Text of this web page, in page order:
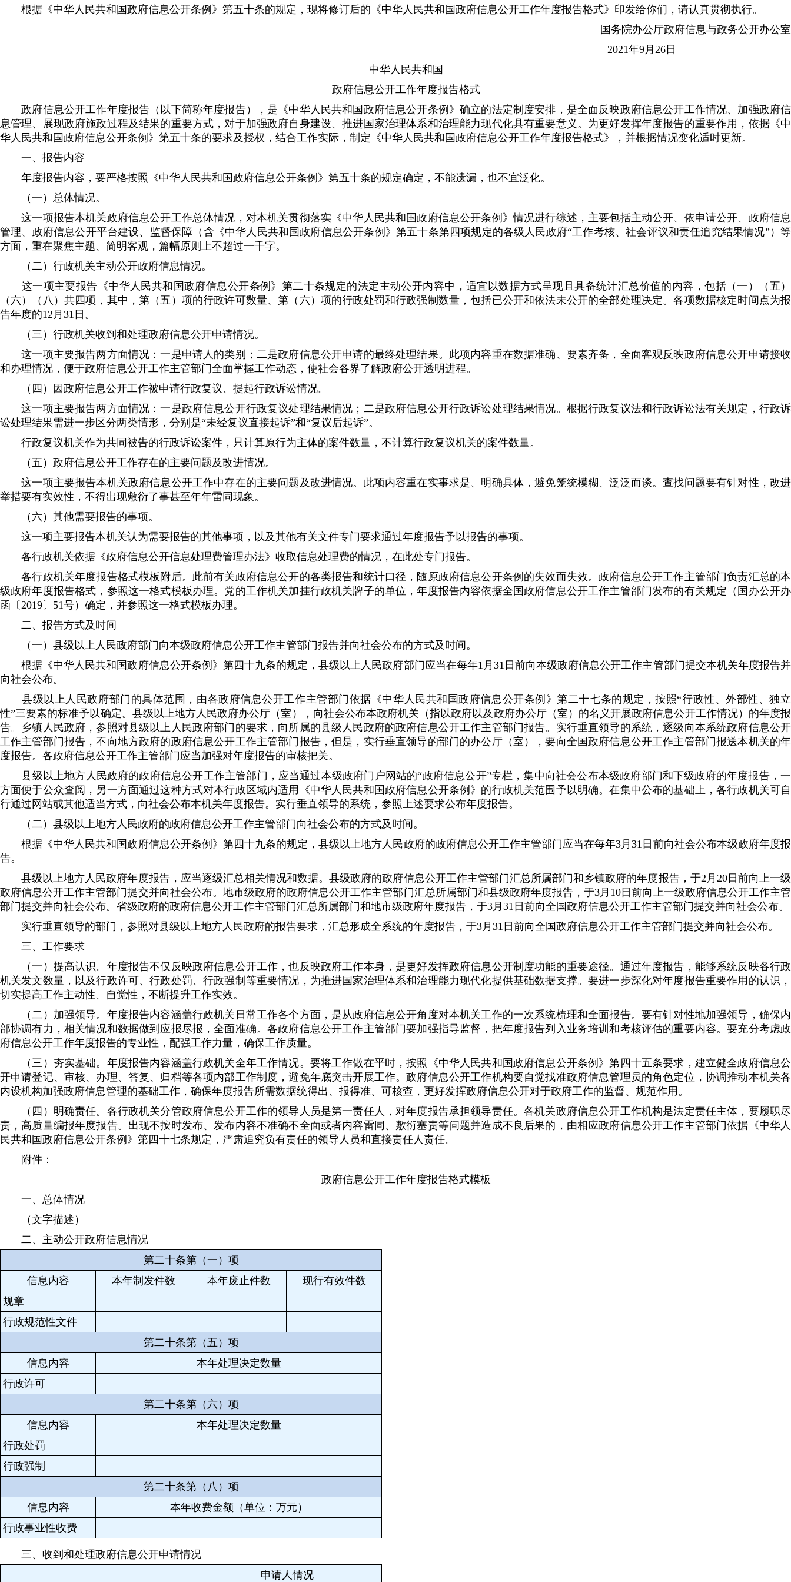
根据《中华人民共和国政府信息公开条例》第五十条的规定，现将修订后的《中华人民共和国政府信息公开工作年度报告格式》印发给你们，请认真贯彻执行。
国务院办公厅政府信息与政务公开办公室
2021年9月26日
中华人民共和国
政府信息公开工作年度报告格式
政府信息公开工作年度报告（以下简称年度报告），是《中华人民共和国政府信息公开条例》确立的法定制度安排，是全面反映政府信息公开工作情况、加强政府信
息管理、展现政府施政过程及结果的重要方式，对于加强政府自身建设、推进国家治理体系和治理能力现代化具有重要意义。为更好发挥年度报告的重要作用，依据《中
华人民共和国政府信息公开条例》第五十条的要求及授权，结合工作实际，制定《中华人民共和国政府信息公开工作年度报告格式》，并根据情况变化适时更新。
一、报告内容
年度报告内容，要严格按照《中华人民共和国政府信息公开条例》第五十条的规定确定，不能遗漏，也不宜泛化。
（一）总体情况。
这一项报告本机关政府信息公开工作总体情况，对本机关贯彻落实《中华人民共和国政府信息公开条例》情况进行综述，主要包括主动公开、依申请公开、政府信息
管理、政府信息公开平台建设、监督保障（含《中华人民共和国政府信息公开条例》第五十条第四项规定的各级人民政府“工作考核、社会评议和责任追究结果情况”）等
方面，重在聚焦主题、简明客观，篇幅原则上不超过一千字。
（二）行政机关主动公开政府信息情况。
这一项主要报告《中华人民共和国政府信息公开条例》第二十条规定的法定主动公开内容中，适宜以数据方式呈现且具备统计汇总价值的内容，包括（一）（五）
（六）（八）共四项，其中，第（五）项的行政许可数量、第（六）项的行政处罚和行政强制数量，包括已公开和依法未公开的全部处理决定。各项数据核定时间点为报
告年度的12月31日。
（三）行政机关收到和处理政府信息公开申请情况。
这一项主要报告两方面情况：一是申请人的类别；二是政府信息公开申请的最终处理结果。此项内容重在数据准确、要素齐备，全面客观反映政府信息公开申请接收
和办理情况，便于政府信息公开工作主管部门全面掌握工作动态，使社会各界了解政府公开透明进程。
（四）因政府信息公开工作被申请行政复议、提起行政诉讼情况。
这一项主要报告两方面情况：一是政府信息公开行政复议处理结果情况；二是政府信息公开行政诉讼处理结果情况。根据行政复议法和行政诉讼法有关规定，行政诉
讼处理结果需进一步区分两类情形，分别是“未经复议直接起诉”和“复议后起诉”。
行政复议机关作为共同被告的行政诉讼案件，只计算原行为主体的案件数量，不计算行政复议机关的案件数量。
（五）政府信息公开工作存在的主要问题及改进情况。
这一项主要报告本机关政府信息公开工作中存在的主要问题及改进情况。此项内容重在实事求是、明确具体，避免笼统模糊、泛泛而谈。查找问题要有针对性，改进
举措要有实效性，不得出现敷衍了事甚至年年雷同现象。
（六）其他需要报告的事项。
这一项主要报告本机关认为需要报告的其他事项，以及其他有关文件专门要求通过年度报告予以报告的事项。
各行政机关依据《政府信息公开信息处理费管理办法》收取信息处理费的情况，在此处专门报告。
各行政机关年度报告格式模板附后。此前有关政府信息公开的各类报告和统计口径，随原政府信息公开条例的失效而失效。政府信息公开工作主管部门负责汇总的本
级政府年度报告格式，参照这一格式模板办理。党的工作机关加挂行政机关牌子的单位，年度报告内容依据全国政府信息公开工作主管部门发布的有关规定（国办公开办
函〔2019〕51号）确定，并参照这一格式模板办理。
二、报告方式及时间
（一）县级以上人民政府部门向本级政府信息公开工作主管部门报告并向社会公布的方式及时间。
根据《中华人民共和国政府信息公开条例》第四十九条的规定，县级以上人民政府部门应当在每年1月31日前向本级政府信息公开工作主管部门提交本机关年度报告并
向社会公布。
县级以上人民政府部门的具体范围，由各政府信息公开工作主管部门依据《中华人民共和国政府信息公开条例》第二十七条的规定，按照“行政性、外部性、独立
性”三要素的标准予以确定。县级以上地方人民政府办公厅（室），向社会公布本政府机关（指以政府以及政府办公厅（室）的名义开展政府信息公开工作情况）的年度报
告。乡镇人民政府，参照对县级以上人民政府部门的要求，向所属的县级人民政府的政府信息公开工作主管部门报告。实行垂直领导的系统，逐级向本系统政府信息公开
工作主管部门报告，不向地方政府的政府信息公开工作主管部门报告，但是，实行垂直领导的部门的办公厅（室），要向全国政府信息公开工作主管部门报送本机关的年
度报告。各政府信息公开工作主管部门应当加强对年度报告的审核把关。
县级以上地方人民政府的政府信息公开工作主管部门，应当通过本级政府门户网站的“政府信息公开”专栏，集中向社会公布本级政府部门和下级政府的年度报告，一
方面便于公众查阅，另一方面通过这种方式对本行政区域内适用《中华人民共和国政府信息公开条例》的行政机关范围予以明确。在集中公布的基础上，各行政机关可自
行通过网站或其他适当方式，向社会公布本机关年度报告。实行垂直领导的系统，参照上述要求公布年度报告。
（二）县级以上地方人民政府的政府信息公开工作主管部门向社会公布的方式及时间。
根据《中华人民共和国政府信息公开条例》第四十九条的规定，县级以上地方人民政府的政府信息公开工作主管部门应当在每年3月31日前向社会公布本级政府年度报
告。
县级以上地方人民政府年度报告，应当逐级汇总相关情况和数据。县级政府的政府信息公开工作主管部门汇总所属部门和乡镇政府的年度报告，于2月20日前向上一级
政府信息公开工作主管部门提交并向社会公布。地市级政府的政府信息公开工作主管部门汇总所属部门和县级政府年度报告，于3月10日前向上一级政府信息公开工作主管
部门提交并向社会公布。省级政府的政府信息公开工作主管部门汇总所属部门和地市级政府年度报告，于3月31日前向全国政府信息公开工作主管部门提交并向社会公布。
实行垂直领导的部门，参照对县级以上地方人民政府的报告要求，汇总形成全系统的年度报告，于3月31日前向全国政府信息公开工作主管部门提交并向社会公布。
三、工作要求
（一）提高认识。年度报告不仅反映政府信息公开工作，也反映政府工作本身，是更好发挥政府信息公开制度功能的重要途径。通过年度报告，能够系统反映各行政
机关发文数量，以及行政许可、行政处罚、行政强制等重要情况，为推进国家治理体系和治理能力现代化提供基础数据支撑。要进一步深化对年度报告重要作用的认识，
切实提高工作主动性、自觉性，不断提升工作实效。
（二）加强领导。年度报告内容涵盖行政机关日常工作各个方面，是从政府信息公开角度对本机关工作的一次系统梳理和全面报告。要有针对性地加强领导，确保内
部协调有力，相关情况和数据做到应报尽报，全面准确。各政府信息公开工作主管部门要加强指导监督，把年度报告列入业务培训和考核评估的重要内容。要充分考虑政
府信息公开工作年度报告的专业性，配强工作力量，确保工作质量。
（三）夯实基础。年度报告内容涵盖行政机关全年工作情况。要将工作做在平时，按照《中华人民共和国政府信息公开条例》第四十五条要求，建立健全政府信息公
开申请登记、审核、办理、答复、归档等各项内部工作制度，避免年底突击开展工作。政府信息公开工作机构要自觉找准政府信息管理员的角色定位，协调推动本机关各
内设机构加强政府信息管理的基础工作，确保年度报告所需数据统得出、报得准、可核查，更好发挥政府信息公开对于政府工作的监督、规范作用。
（四）明确责任。各行政机关分管政府信息公开工作的领导人员是第一责任人，对年度报告承担领导责任。各机关政府信息公开工作机构是法定责任主体，要履职尽
责，高质量编报年度报告。出现不按时发布、发布内容不准确不全面或者内容雷同、敷衍塞责等问题并造成不良后果的，由相应政府信息公开工作主管部门依据《中华人
民共和国政府信息公开条例》第四十七条规定，严肃追究负有责任的领导人员和直接责任人责任。
附件：
政府信息公开工作年度报告格式模板
一、总体情况
（文字描述）
二、主动公开政府信息情况
第二十条第（一）项
信息内容
本年制发件数 本年废止件数
现行有效件数
规章
行政规范性文件
第二十条第（五）项
信息内容
本年处理决定数量
行政许可
第二十条第（六）项
信息内容
本年处理决定数量
行政处罚
行政强制
第二十条第（八）项
信息内容
本年收费金额（单位：万元）
行政事业性收费
三、收到和处理政府信息公开申请情况
申请人情况